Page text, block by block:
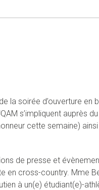
la soirée d’ouverture
s’impliquent auprès
cette semaine)
de presse et
en cross-country. Mme
à un(e) étudiant(e)-